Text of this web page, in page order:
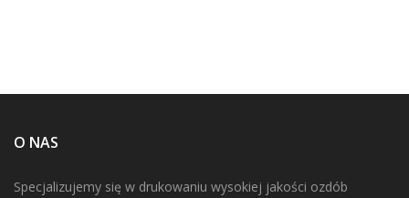
O NAS
Specjalizujemy się w drukowaniu wysokiej jakości ozdób